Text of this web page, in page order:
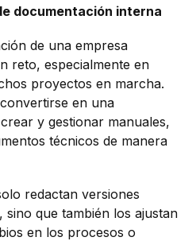
documentación interna
de una empresa
reto, especialmente en
proyectos en marcha.
en una
y gestionar manuales,
técnicos de manera
redactan versiones
sino que también los ajustan
en los procesos o